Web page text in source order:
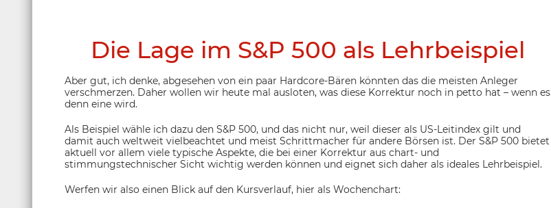
Die Lage im S&P 500 als Lehrbeispiel
Aber gut, ich denke, abgesehen von ein paar Hardcore-Bären könnten das die meisten Anleger
verschmerzen. Daher wollen wir heute mal ausloten, was diese Korrektur noch in petto hat – wenn es
denn eine wird.
Als Beispiel wähle ich dazu den S&P 500, und das nicht nur, weil dieser als US-Leitindex gilt und
damit auch weltweit vielbeachtet und meist Schrittmacher für andere Börsen ist. Der S&P 500 bietet
aktuell vor allem viele typische Aspekte, die bei einer Korrektur aus chart- und
stimmungstechnischer Sicht wichtig werden können und eignet sich daher als ideales Lehrbeispiel.
Werfen wir also einen Blick auf den Kursverlauf, hier als Wochenchart: